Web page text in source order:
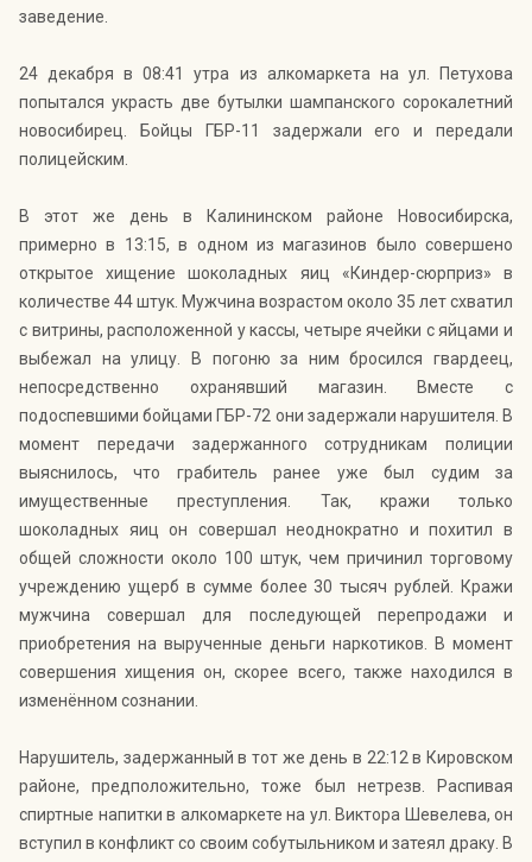
заведение.
24 декабря в 08:41 утра из алкомаркета на ул. Петухова
попытался украсть две бутылки шампанского сорокалетний
новосибирец. Бойцы ГБР-11 задержали его и передали
полицейским.
В этот же день в Калининском районе Новосибирска,
примерно в 13:15, в одном из магазинов было совершено
открытое хищение шоколадных яиц «Киндер-сюрприз» в
количестве 44 штук. Мужчина возрастом около 35 лет схватил
с витрины, расположенной у кассы, четыре ячейки с яйцами и
выбежал на улицу. В погоню за ним бросился гвардеец,
непосредственно охранявший магазин. Вместе с
подоспевшими бойцами ГБР-72 они задержали нарушителя. В
момент передачи задержанного сотрудникам полиции
выяснилось, что грабитель ранее уже был судим за
имущественные преступления. Так, кражи только
шоколадных яиц он совершал неоднократно и похитил в
общей сложности около 100 штук, чем причинил торговому
учреждению ущерб в сумме более 30 тысяч рублей. Кражи
мужчина совершал для последующей перепродажи и
приобретения на вырученные деньги наркотиков. В момент
совершения хищения он, скорее всего, также находился в
изменённом сознании.
Нарушитель, задержанный в тот же день в 22:12 в Кировском
районе, предположительно, тоже был нетрезв. Распивая
спиртные напитки в алкомаркете на ул. Виктора Шевелева, он
вступил в конфликт со своим собутыльником и затеял драку. В